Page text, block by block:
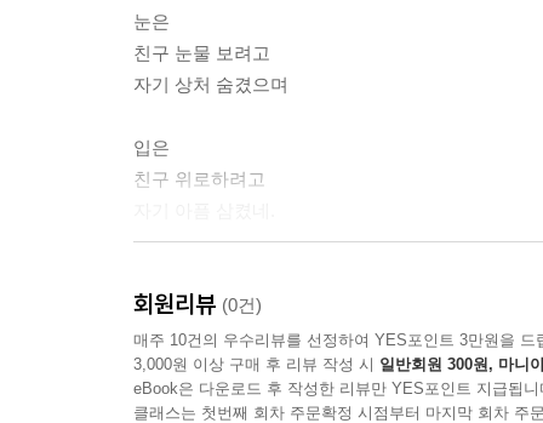
눈은
친구 눈물 보려고
자기 상처 숨겼으며
입은
친구 위로하려고
코는
귀, 눈, 입에 모인
우울 후- 내보내고
회원리뷰 (0건)
매주 10건의 우수리뷰를 선정하여 YES포인트 3만원을 드
3,000원 이상 구매 후 리뷰 작성 시 일반회원 300원, 마니
eBook은 다운로드 후 작성한 리뷰만 YES포인트 지급됩니
클래스는 첫번째 회차 주문확정 시점부터 마지막 회차 주